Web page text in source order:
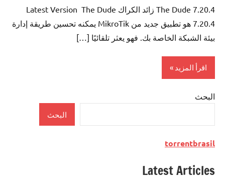
The Dude 7.20.4 زائد الكراك Latest Version The Dude
7.20.4 هو تطبيق جديد من MikroTik يمكنه تحسين طريقة إدارة
بيئة الشبكة الخاصة بك. فهو يعثر تلقائيًا […]
اقرأ المزيد
Windows
البحث
البحث
torrentbrasil
Latest Articles